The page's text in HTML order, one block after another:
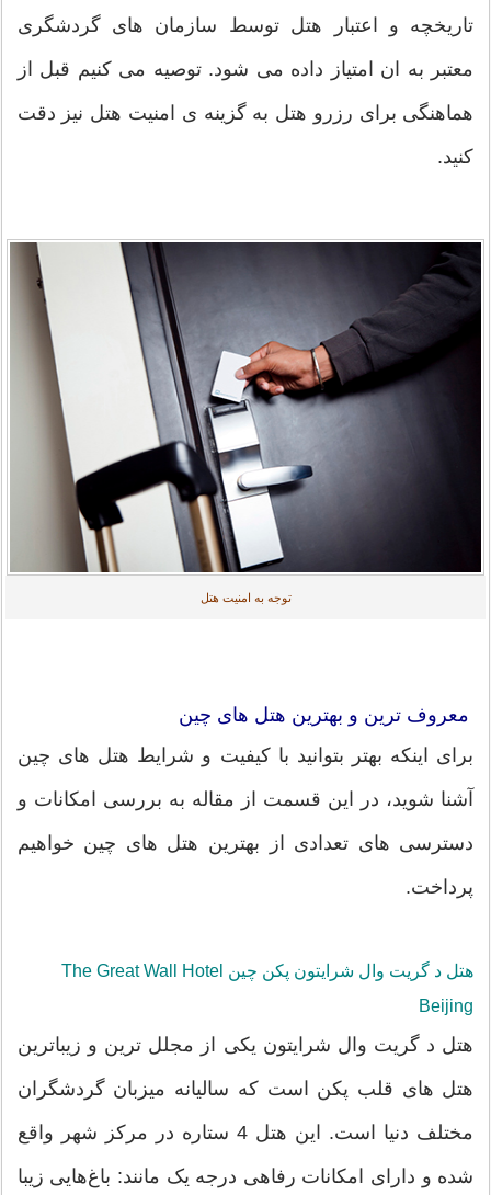
تاریخچه و اعتبار هتل توسط سازمان های گردشگری
معتبر به ان امتیاز داده می شود. توصیه می کنیم قبل از
هماهنگی برای رزرو هتل به گزینه ی امنیت هتل نیز دقت
کنید.
توجه به امنیت هتل
معروف ترین و بهترین هتل های چین
برای اینکه بهتر بتوانید با کیفیت و شرایط هتل های چین
آشنا شوید، در این قسمت از مقاله به بررسی امکانات و
دسترسی های تعدادی از بهترین هتل های چین خواهیم
پرداخت.
هتل د گریت وال شرایتون پکن چین The Great Wall Hotel
Beijing
هتل د گریت وال شرایتون یکی از مجلل ترین و زیباترین
هتل های قلب پکن است که سالیانه میزبان گردشگران
مختلف دنیا است. این هتل 4 ستاره در مرکز شهر واقع
شده و دارای امکانات رفاهی درجه یک مانند: باغ‌هایی زیبا